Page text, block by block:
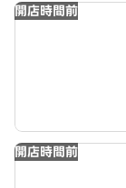
開店時間前
開店時間前